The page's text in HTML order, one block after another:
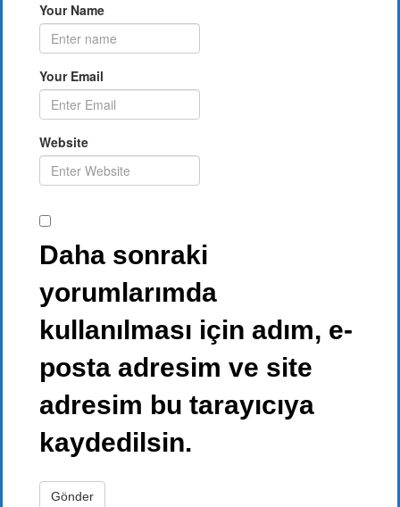
Your Name
Your Email
Website
Daha sonraki
yorumlarımda
kullanılması için adım, e-
posta adresim ve site
adresim bu tarayıcıya
kaydedilsin.